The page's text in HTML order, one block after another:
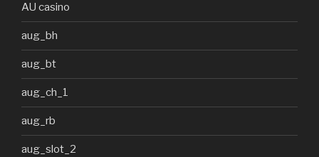
AU casino
aug_bh
aug_bt
aug_ch_1
aug_rb
aug_slot_2